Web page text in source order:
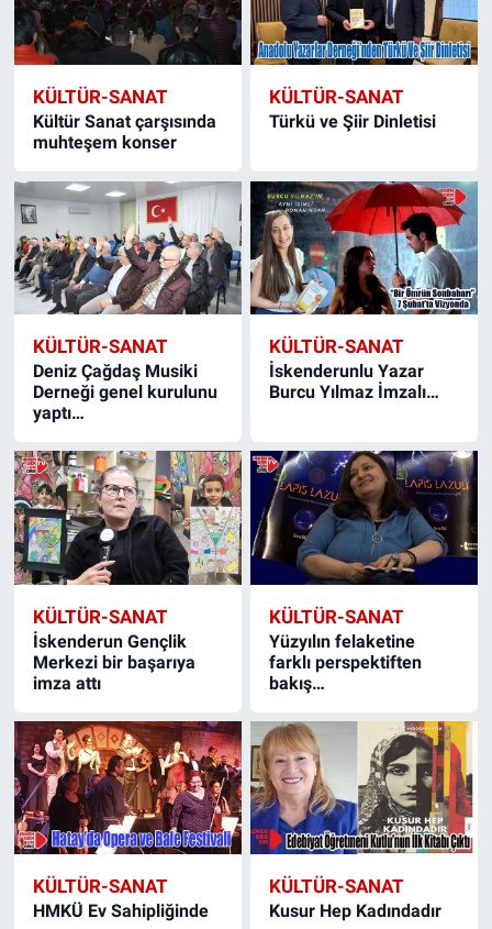
KÜLTÜR-SANAT
Kültür Sanat çarşısında
muhteşem konser
KÜLTÜR-SANAT
Türkü ve Şiir Dinletisi
KÜLTÜR-SANAT
Deniz Çağdaş Musiki
Derneği genel kurulunu
yaptı…
KÜLTÜR-SANAT
İskenderunlu Yazar
Burcu Yılmaz İmzalı…
KÜLTÜR-SANAT
İskenderun Gençlik
Merkezi bir başarıya
imza attı
KÜLTÜR-SANAT
Yüzyılın felaketine
farklı perspektiften
bakış…
KÜLTÜR-SANAT
HMKÜ Ev Sahipliğinde
KÜLTÜR-SANAT
Kusur Hep Kadındadır